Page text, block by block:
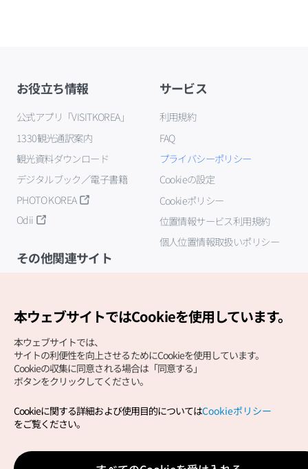
お役立ち情報
公式アプリ「VISITKOREA」
1330観光通訳案内
観光資料ダウンロード
デジタルブック／電子書籍
PHOTO KOREA
Odii
サービス
利用規約
FAQ
プライバシーポリシー
Cookieの設定
Cookieポリシー
位置情報サービス利用規約
個人位置情報取扱いポリシー
その他関連サイト
Copyright (c) Korea Tourism Organization All Rights
サイトエラー報告公式メール
japanese@knto.or.kr
本ウェブサイトではCookieを使用しています。
本ウェブサイトでは、
サイトの利便性を向上させるためにCookieを使用しています。
Cookieの収集に同意される場合は「同意する」
ボタンをクリックしてください。
Cookieに関する詳細および使用目的についてはCookieポリシー
をご覧ください。